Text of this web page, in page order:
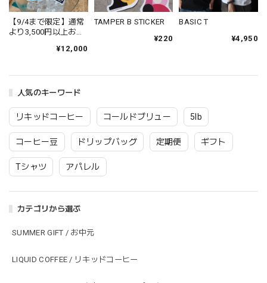
人気のキーワード
リキッドコーヒー コールドブリュー 5lb
コーヒー豆 ドリップバッグ 定期便 ギフト
Tシャツ アパレル
カテゴリから選ぶ
SUMMER GIFT / お中元
LIQUID COFFEE / リキッドコーヒー
【9/4まで限定】通常
より3,500円以上お
COFFEE （12本入り）
¥12,000
TAMPER B STICKER
¥220
BASIC T
¥4,950